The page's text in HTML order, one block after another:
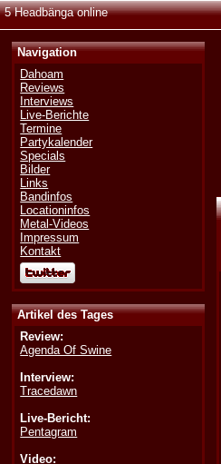
5 Headbänga online
Navigation
Dahoam
Reviews
Interviews
Live-Berichte
Termine
Partykalender
Specials
Bilder
Links
Bandinfos
Locationinfos
Metal-Videos
Impressum
Kontakt
Artikel des Tages
Review:
Agenda Of Swine
Interview:
Tracedawn
Live-Bericht:
Pentagram
Video: